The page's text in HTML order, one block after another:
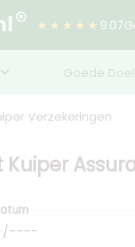
★★★★★ 9.07
Goede
Verzekeringen
Kuiper